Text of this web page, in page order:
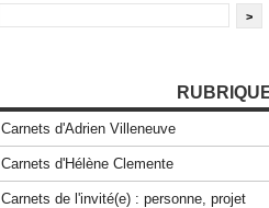
Carnets d'Adrien Villeneuve
Carnets d'Hélène Clemente
Carnets de l'invité(e) : personne, projet